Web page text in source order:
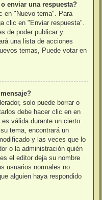
enviar una respuesta?
en "Nuevo tema". Para
clic en "Enviar respuesta".
de poder publicar y
una lista de acciones
temas, Puede votar en
solo puede borrar o
debe hacer clic en en
válida durante un cierto
tema, encontrará un
y las veces que lo
o la administración quién
el editor deja su nombre
usuarios normales no
alguien haya respondido